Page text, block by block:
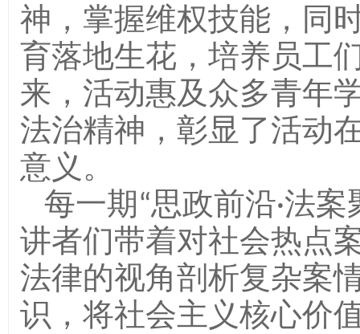
神，掌握维权技能，同
育落地生花，培养员工
来，活动惠及众多青年
法治精神，彰显了活动
意义。
每一期“思政前沿·法
讲者们带着对社会热点
法律的视角剖析复杂案
识，将社会主义核心价